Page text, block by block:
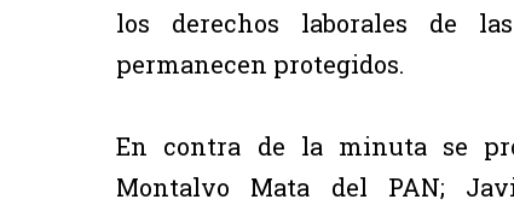
los derechos laborales de
permanecen protegidos.
En contra de la minuta se
Montalvo Mata del PAN;